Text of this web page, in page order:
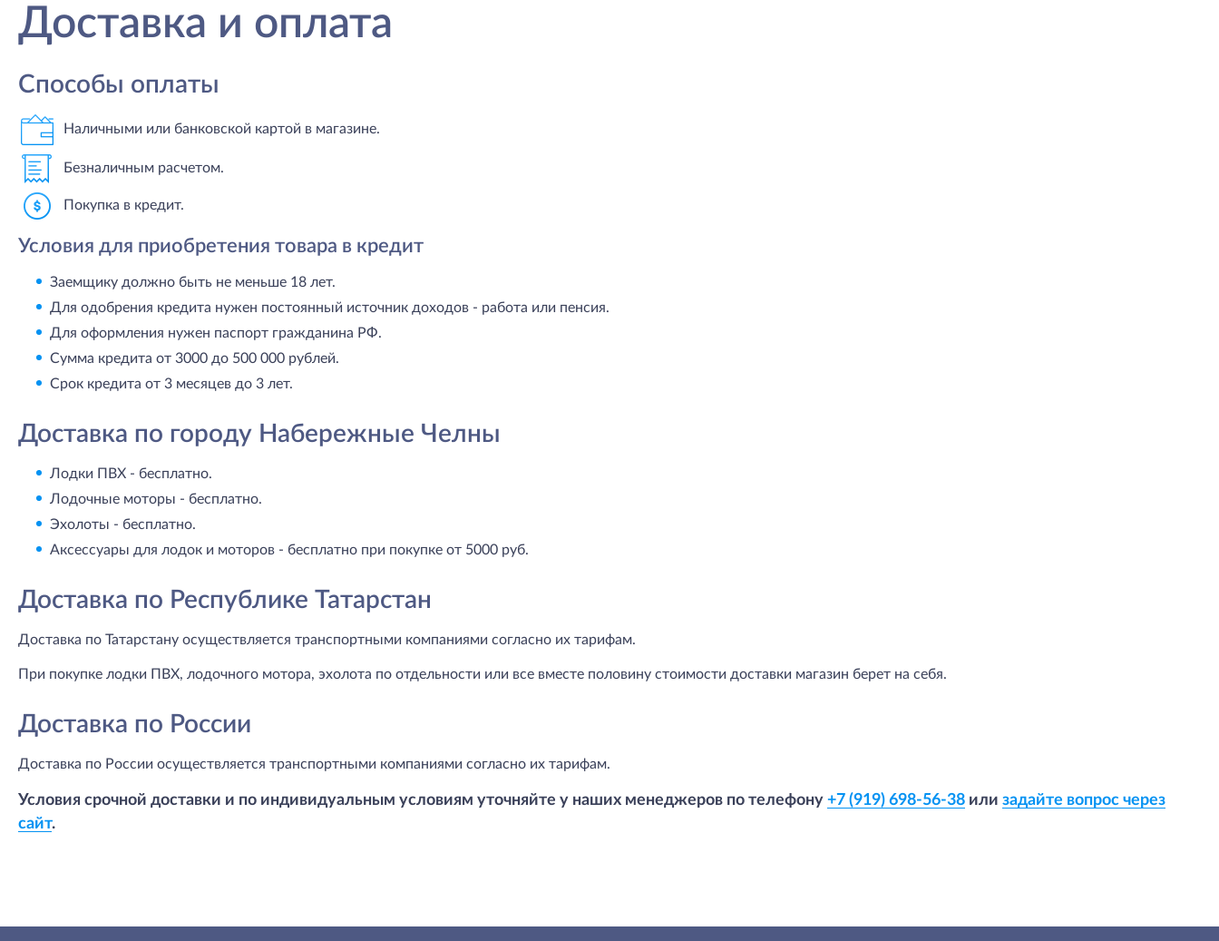
Доставка и оплата
Способы оплаты
Наличными или банковской картой в магазине.
Безналичным расчетом.
Покупка в кредит.
Условия для приобретения товара в кредит
Заемщику должно быть не меньше 18 лет.
Для одобрения кредита нужен постоянный источник доходов - работа или пенсия.
Для оформления нужен паспорт гражданина РФ.
Сумма кредита от 3000 до 500 000 рублей.
Срок кредита от 3 месяцев до 3 лет.
Доставка по городу Набережные Челны
Лодки ПВХ - бесплатно.
Лодочные моторы - бесплатно.
Эхолоты - бесплатно.
Аксессуары для лодок и моторов - бесплатно при покупке от 5000 руб.
Доставка по Республике Татарстан
Доставка по Татарстану осуществляется транспортными компаниями согласно их тарифам.
При покупке лодки ПВХ, лодочного мотора, эхолота по отдельности или все вместе половину стоимости доставки магазин берет на себя.
Доставка по России
Доставка по России осуществляется транспортными компаниями согласно их тарифам.
Условия срочной доставки и по индивидуальным условиям уточняйте у наших менеджеров по телефону +7 (919) 698-56-38 или задайте вопрос через
сайт.